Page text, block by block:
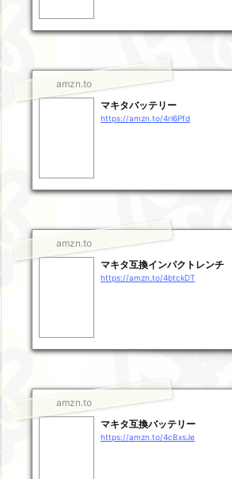
amzn.to
マキタバッテリー
https://amzn.to/4rl6Pfd
amzn.to
マキタ互換インパクトレンチ
https://amzn.to/4btckDT
amzn.to
マキタ互換バッテリー
https://amzn.to/4cBxsJe